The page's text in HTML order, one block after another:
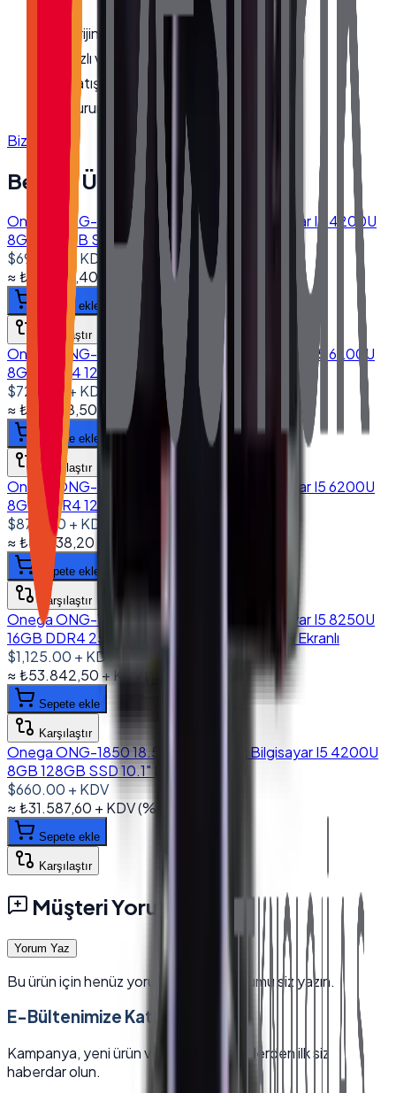
Orijinal, garantili ürün
Hızlı ve güvenli kargo
Satış öncesi/sonrası teknik destek
Kurumsal fatura · bayi fiyatları
Bize Ulaşın
Benzer Ürünler
Onega ONG-1560 15.6'' Dokunmatik Bilgisayar I5 4200U
8GB 256GB SSD 10.1" Müşteri Ekranlı
$690.00
+ KDV
≈₺33.023,40 (% 20
Sepete ekle
Karşılaştır
Onega ONG-1560 15.6'' Dokunmatik Bilgisayar I5 6200U
8GB DDR4 128GB SSD
$725.00 + KDV
≈₺34.698,50 + KDV 20 )
Sepete ekle
Karşılaştır
Onega ONG-1560 15.6'' Dokunmatik Bilgisayar I5 6200U
8GB DDR4 128GB SSD 10.1" Müşteri Ekranlı
$870.00 + KDV
≈₺41.638,20
Sepete ekle
Karşılaştır
Onega ONG-1560 15.6'' Dokunmatik Bilgisayar I5 8250U
16GB DDR4 256GB NVMe SSD 10.1" Müşteri Ekranlı
$1,125.00 + KDV
≈₺53.842,50+ KDV (%
Sepete ekle
Karşılaştır
Onega ONG-1850 18.5'' Dokunmatik Bilgisayar I5 4200U
8GB 128GB SSD 10.1" Müşteri Ekranlı
$660.00 + KDV
≈₺31.587,60 + KDV(%
Sepete ekle
Karşılaştır
Müşteri Yorumları
Yorum Yaz
Bu ürün için henüz yorum yok — ilk yorumu siz yazın.
E-Bültenimize Katılın
Kampanya, yeni ürün ve sektörel içeriklerden ilk siz
haberdar olun.